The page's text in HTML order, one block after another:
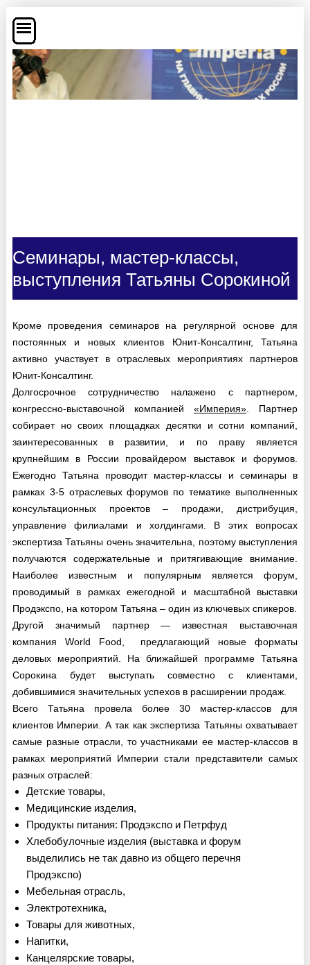
Семинары, мастер-классы,
выступления Татьяны Сорокиной
Кроме проведения семинаров на регулярной основе для
постоянных и новых клиентов Юнит-Консалтинг, Татьяна
активно участвует в отраслевых мероприятиях партнеров
Юнит-Консалтинг.
Долгосрочное сотрудничество налажено с партнером,
конгрессно-выставочной компанией«Империя». Партнер
собирает но своих площадках десятки и сотни компаний,
заинтересованных в развитии, и по праву является
крупнейшим в России провайдером выставок и форумов.
Ежегодно Татьяна проводит мастер-классы и семинары в
рамках 3-5 отраслевых форумов по тематике выполненных
консультационных проектов – продажи, дистрибуция,
управление филиалами и холдингами. В этих вопросах
экспертиза Татьяны очень значительна, поэтому выступления
получаются содержательные и притягивающие внимание.
Наиболее известным и популярным является форум,
проводимый в рамках ежегодной и масштабной выставки
Продэкспо, на котором Татьяна – один из ключевых спикеров.
Другой значимый партнер — известная выставочная
компания World Food, предлагающий новые форматы
деловых мероприятий. На ближайшей программе Татьяна
Сорокина будет выступать совместно с клиентами,
добившимися значительных успехов в расширении продаж.
Всего Татьяна провела более 30 мастер-классов для
клиентов Империи. А так как экспертиза Татьяны охватывает
самые разные отрасли, то участниками ее мастер-классов в
рамках мероприятий Империи стали представители самых
разных отраслей:
Детские товары,
Медицинские изделия,
Продукты питания: Продэкспо и Петрфуд
Хлебобулочные изделия (выставка и форум
выделились не так давно из общего перечня
Продэкспо)
Мебельная отрасль,
Электротехника,
Товары для животных,
Напитки,
Канцелярские товары,